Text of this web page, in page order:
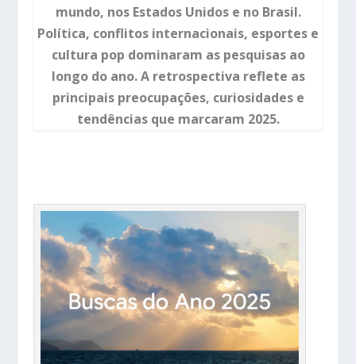
mundo, nos Estados Unidos e no Brasil.
Política, conflitos internacionais, esportes e
cultura pop dominaram as pesquisas ao
longo do ano. A retrospectiva reflete as
principais preocupações, curiosidades e
tendências que marcaram 2025.